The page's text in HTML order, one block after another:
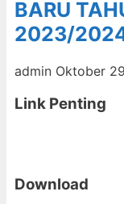
BARU
2023/
admin Oktober
Link Penting
Download